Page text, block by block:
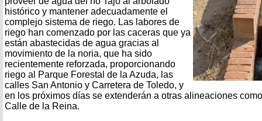
histórico y mantener adecuadamente el
complejo sistema de riego. Las labores de
riego han comenzado por las caceras que ya
están abastecidas de agua gracias al
movimiento de la noria, que ha sido
recientemente reforzada, proporcionando
riego al Parque Forestal de la Azuda, las
calles San Antonio y Carretera de Toledo, y
en los próximos días se extenderán a otras alineaciones
Calle de la Reina.